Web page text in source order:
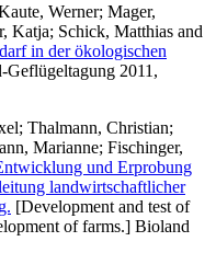
Werner; Mager,
Katja; Schick, Matthias and
in der ökologischen
Geflügeltagung 2011,
; Thalmann, Christian;
Marianne; Fischinger,
und Erprobung
landwirtschaftlicher
[Development and test of
of farms.] Bioland